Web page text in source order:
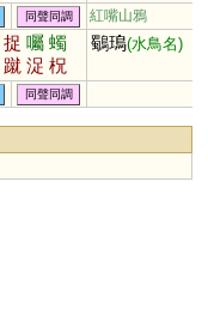
同聲同調 紅嘴山鴉
捉 囑 蠋
蹴 浞 柷
鷟 擉 灟
穱 鉐 笁
鸀鳿(水鳥名)
同聲同調